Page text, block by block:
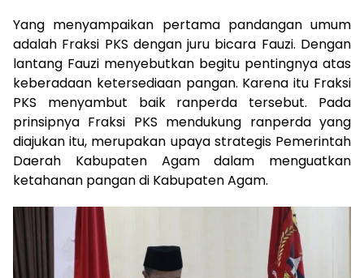
Yang menyampaikan pertama pandangan umum
adalah Fraksi PKS dengan juru bicara Fauzi. Dengan
lantang Fauzi menyebutkan begitu pentingnya atas
keberadaan ketersediaan pangan. Karena itu Fraksi
PKS menyambut baik ranperda tersebut. Pada
prinsipnya Fraksi PKS mendukung ranperda yang
diajukan itu, merupakan upaya strategis Pemerintah
Daerah Kabupaten Agam dalam menguatkan
ketahanan pangan di Kabupaten Agam.